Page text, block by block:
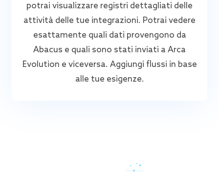
potrai visualizzare registri dettagliati delle
attività delle tue integrazioni. Potrai vedere
esattamente quali dati provengono da
Abacus e quali sono stati inviati a Arca
Evolution e viceversa. Aggiungi flussi in base
alle tue esigenze.